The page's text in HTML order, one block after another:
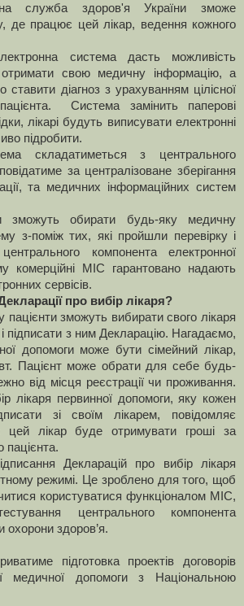
служба здоров'я України зможе
де працює цей лікар, ведення кожного
система дасть можливість
свою медичну інформацію, а
ставити діагноз з урахуванням цілісної
Система замінить паперові
лікарі будуть виписувати електронні
підробити.
складатиметься з центрального
за централізоване зберігання
та медичних інформаційних систем
зможуть обирати будь-яку медичну
з-поміж тих, які пройшли перевірку і
компонента електронної
комерційні МІС гарантовано надають
сервісів.
про вибір лікаря?
пацієнти зможуть вибирати свого лікаря
підписати з ним Декларацію. Нагадаємо,
допомоги може бути сімейний лікар,
Пацієнт може обрати для себе будь-
від місця реєстрації чи проживання.
лікаря первинної допомоги, яку кожен
зі своїм лікарем, повідомляє
лікар буде отримувати гроші за
пацієнта.
Декларацій про вибір лікаря
режимі. Це зроблено для того, щоб
користуватися функціоналом МІС,
центрального компонента
охорони здоров’я.
підготовка проектів договорів
медичної допомоги з Національною